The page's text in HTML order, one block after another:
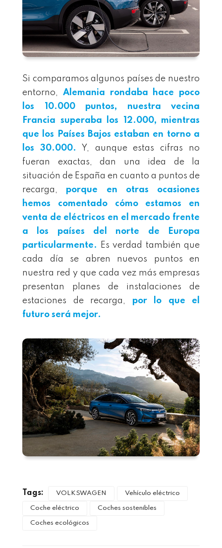
Si comparamos algunos países de nuestro
entorno, Alemania rondaba hace poco
los 10.000 puntos, nuestra vecina
Francia superaba los 12.000, mientras
que los Países Bajos estaban en torno a
los 30.000.
Y, aunque estas cifras no
fueran exactas, dan una idea de la
situación de España en cuanto a puntos de
recarga, porque en otras ocasiones
hemos comentado cómo estamos en
venta de eléctricos en el mercado frente
a los países del norte de Europa
particularmente.
Es verdad también que
cada día se abren nuevos puntos en
nuestra red y que cada vez más empresas
presentan planes de instalaciones de
estaciones de recarga, por lo que el
futuro será mejor.
Tags: VOLKSWAGEN Vehículo eléctrico
Coche eléctrico Coches sostenibles
Coches ecológicos